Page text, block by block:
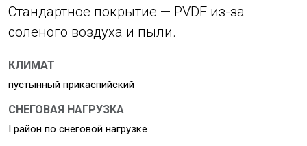
Стандартное покрытие — PVDF из-за
солёного воздуха и пыли.
КЛИМАТ
пустынный прикаспийский
СНЕГОВАЯ НАГРУЗКА
I район по снеговой нагрузке